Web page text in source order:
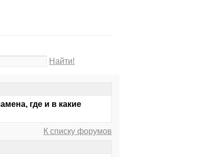
Найти!
где и в какие
К списку форумов